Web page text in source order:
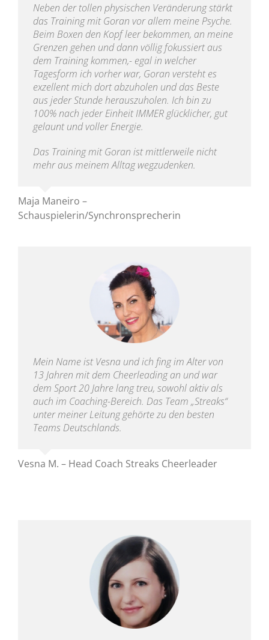
Neben der tollen physischen Veränderung stärkt
das Training mit Goran vor allem meine Psyche.
Beim Boxen den Kopf leer bekommen, an meine
Grenzen gehen und dann völlig fokussiert aus
dem Training kommen,- egal in welcher
Tagesform ich vorher war, Goran versteht es
exzellent mich dort abzuholen und das Beste
aus jeder Stunde herauszuholen. Ich bin zu
100% nach jeder Einheit IMMER glücklicher, gut
gelaunt und voller Energie.
Das Training mit Goran ist mittlerweile nicht
mehr aus meinem Alltag wegzudenken.
Maja Maneiro –
Schauspielerin/Synchronsprecherin
Mein Name ist Vesna und ich fing im Alter von
13 Jahren mit dem Cheerleading an und war
dem Sport 20 Jahre lang treu, sowohl aktiv als
auch im Coaching-Bereich. Das Team „Streaks“
unter meiner Leitung gehörte zu den besten
Teams Deutschlands.
Vesna M. – Head Coach Streaks Cheerleader